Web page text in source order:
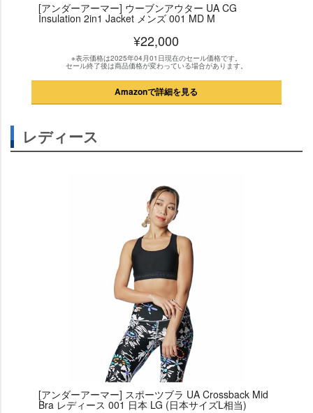
[アンダーアーマー] ウーブンアウター UA CG
Insulation 2in1 Jacket メンズ 001 MD M
¥22,000
※表示価格は2025年04月01日現在のセール価格です。
セール終了後は商品価格が変わっている場合があります。
Amazonで詳細を見る
レディース
[アンダーアーマー] スポーツブラ UA Crossback Mid
Bra レディース 001 日本 LG (日本サイズL相当)